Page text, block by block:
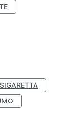
SIGARETTA